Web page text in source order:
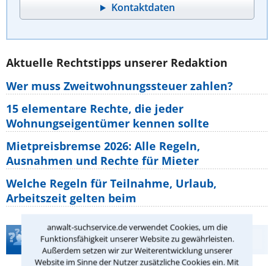
anwalt-suchservice.de verwendet Cookies, um die
Funktionsfähigkeit unserer Website zu gewährleisten.
Außerdem setzen wir zur Weiterentwicklung unserer
Website im Sinne der Nutzer zusätzliche Cookies ein. Mit
Kontaktdaten
Aktuelle Rechtstipps unserer Redaktion
Wer muss Zweitwohnungssteuer zahlen?
15 elementare Rechte, die jeder
Wohnungseigentümer kennen sollte
Mietpreisbremse 2026: Alle Regeln,
Ausnahmen und Rechte für Mieter
Welche Regeln für Teilnahme, Urlaub,
Arbeitszeit gelten beim
Teste Dein Rechtswissen